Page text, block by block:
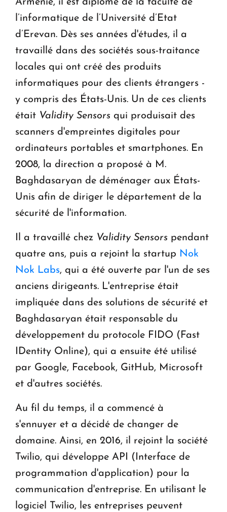
Arménie, il est diplômé de la faculté de
l’informatique de l’Université d’Etat
d’Erevan. Dès ses années d'études, il a
travaillé dans des sociétés sous-traitance
locales qui ont créé des produits
informatiques pour des clients étrangers -
y compris des États-Unis. Un de ces clients
était Validity Sensors qui produisait des
scanners d'empreintes digitales pour
ordinateurs portables et smartphones. En
2008, la direction a proposé à M.
Baghdasaryan de déménager aux États-
Unis afin de diriger le département de la
sécurité de l'information.
Il a travaillé chez Validity Sensors pendant
quatre ans, puis a rejoint la startup Nok
Nok Labs, qui a été ouverte par l'un de ses
anciens dirigeants. L'entreprise était
impliquée dans des solutions de sécurité et
Baghdasaryan était responsable du
développement du protocole FIDO (Fast
IDentity Online), qui a ensuite été utilisé
par Google, Facebook, GitHub, Microsoft
et d'autres sociétés.
Au fil du temps, il a commencé à
s'ennuyer et a décidé de changer de
domaine. Ainsi, en 2016, il rejoint la société
Twilio, qui développe API (Interface de
programmation d'application) pour la
communication d'entreprise. En utilisant le
logiciel Twilio, les entreprises peuvent